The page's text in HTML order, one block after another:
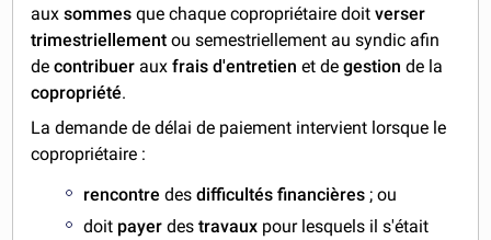
auxsommesque chaque copropriétaire doitverser
trimestriellement ou semestriellement au syndic afin
de contribuer auxfrais d'entretien et de gestionde la
copropriété.
La demande de délai de paiement intervient lorsque le
copropriétaire :
rencontredesdifficultés financières ; ou
doit payerdes travaux pour lesquels il s'était